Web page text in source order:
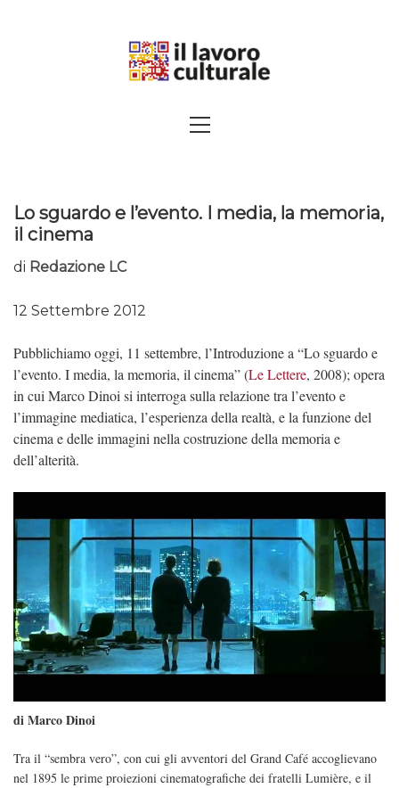
SAPERI, AFFACCIARSI SUL
Menu
Lo sguardo e l’evento. I media, la memoria,
il cinema
di Redazione LC
12 Settembre 2012
Pubblichiamo oggi, 11 settembre, l’Introduzione a “Lo sguardo e
l’evento. I media, la memoria, il cinema” (Le Lettere, 2008); opera
in cui Marco Dinoi si interroga sulla relazione tra l’evento e
l’immagine mediatica, l’esperienza della realtà, e la funzione del
cinema e delle immagini nella costruzione della memoria e
dell’alterità.
di Marco Dinoi
Tra il “sembra vero”, con cui gli avventori del Grand Café accoglievano
nel 1895 le prime proiezioni cinematografiche dei fratelli Lumière, e il